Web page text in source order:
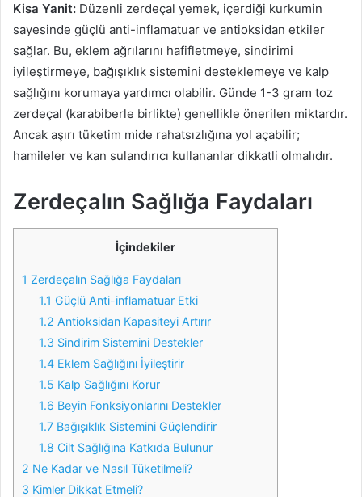
Kisa Yanit: Düzenli zerdeçal yemek, içerdiği kurkumin
sayesinde güçlü anti-inflamatuar ve antioksidan etkiler
sağlar. Bu, eklem ağrılarını hafifletmeye, sindirimi
iyileştirmeye, bağışıklık sistemini desteklemeye ve kalp
sağlığını korumaya yardımcı olabilir. Günde 1-3 gram toz
zerdeçal (karabiberle birlikte) genellikle önerilen miktardır.
Ancak aşırı tüketim mide rahatsızlığına yol açabilir;
hamileler ve kan sulandırıcı kullananlar dikkatli olmalıdır.
Zerdeçalın Sağlığa Faydaları
İçindekiler
1 Zerdeçalın Sağlığa Faydaları
1.1 Güçlü Anti-inflamatuar Etki
1.2 Antioksidan Kapasiteyi Artırır
1.3 Sindirim Sistemini Destekler
1.4 Eklem Sağlığını İyileştirir
1.5 Kalp Sağlığını Korur
1.6 Beyin Fonksiyonlarını Destekler
1.7 Bağışıklık Sistemini Güçlendirir
1.8 Cilt Sağlığına Katkıda Bulunur
2 Ne Kadar ve Nasıl Tüketilmeli?
3 Kimler Dikkat Etmeli?